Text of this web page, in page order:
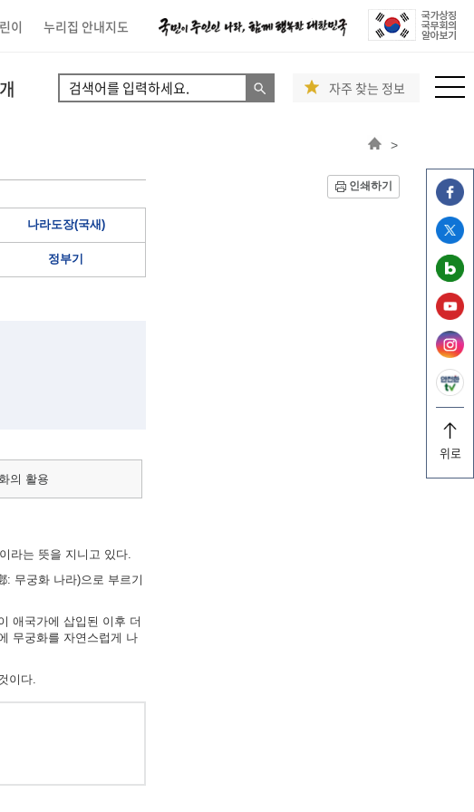
이 누리집 안내지도
위로
자주 찾는 정보
>
인쇄하기
나라도장(국새)
정부기
의 활용
라는 뜻을 지니고 있다.
: 무궁화 나라)으로 부르기
애국가에 삽입된 이후 더
무궁화를 자연스럽게 나
이다.